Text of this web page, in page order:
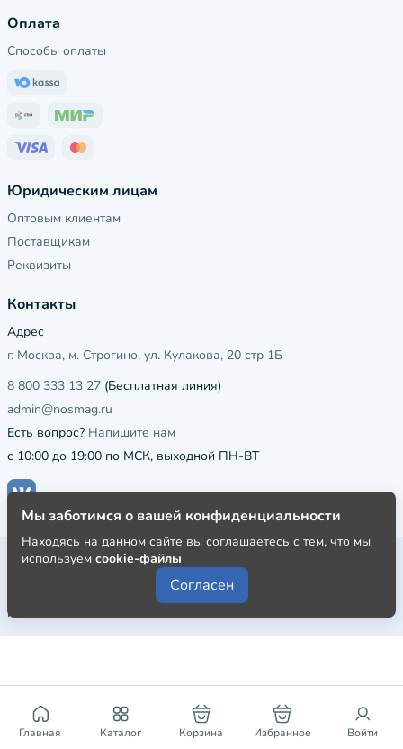
Главная Каталог Корзина Избранное Войти
Оплата
Способы оплаты
Юридическим лицам
Оптовым клиентам
Поставщикам
Реквизиты
Контакты
Адрес
г. Москва, м. Строгино, ул. Кулакова, 20 стр 1Б
8 800 333 13 27 (Бесплатная линия)
admin@nosmag.ru
Есть вопрос? Напишите нам
с 10:00 до 19:00 по МСК, выходной ПН-ВТ
Публичная оферта
Пользовательское соглашение
Политика конфиденциальности
Мы заботимся о вашей конфиденциальности
Находясь на данном сайте вы соглашаетесь с тем, что мы
используем cookie-файлы
Согласен